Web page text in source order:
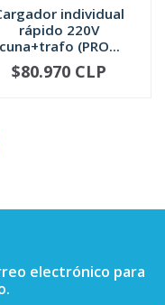
individual
rápido 220V
cuna+trafo (PRO...
+
$80.970 CLP
electrónico para